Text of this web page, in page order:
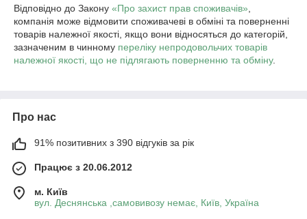
Відповідно до Закону «Про захист прав споживачів»
компанія може відмовити споживачеві в обміні та поверненні
товарів належної якості, якщо вони відносяться до категорій,
зазначеним в чинному переліку непродовольчих товарів
належної якості, що не підлягають поверненню та обміну.
Про нас
91% позитивних з 390 відгуків за рік
Працює з 20.06.2012
м. Київ
вул. Деснянська ,самовивозу немає, Київ, Україна